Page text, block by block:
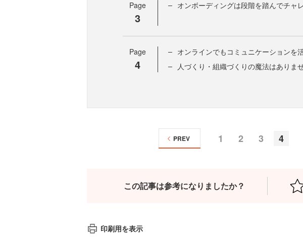
Page
3
オンボーディングは段階を踏んでチャ
Page
4
オンラインでもコミュニケーションを
人づくり・組織づくりの魔法はありま
1 2 3 4
PREV
この記事は参考になりましたか？
印刷用を表示